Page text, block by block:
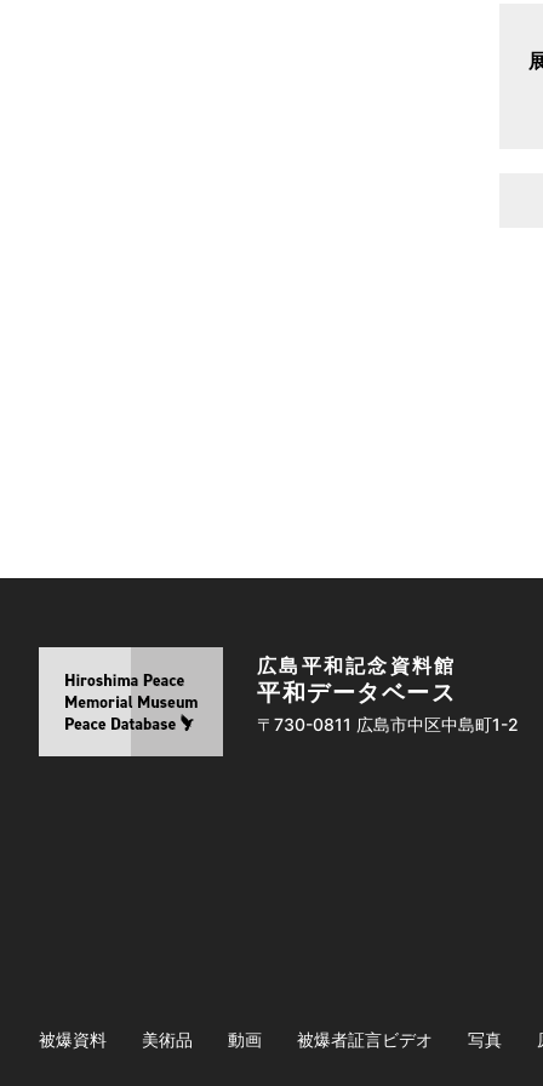
広島平和記念資料館
平和データベース
〒730-0811 広島市中区中島町1-2
被爆資料 美術品 動画 被爆者証言ビデオ 写真